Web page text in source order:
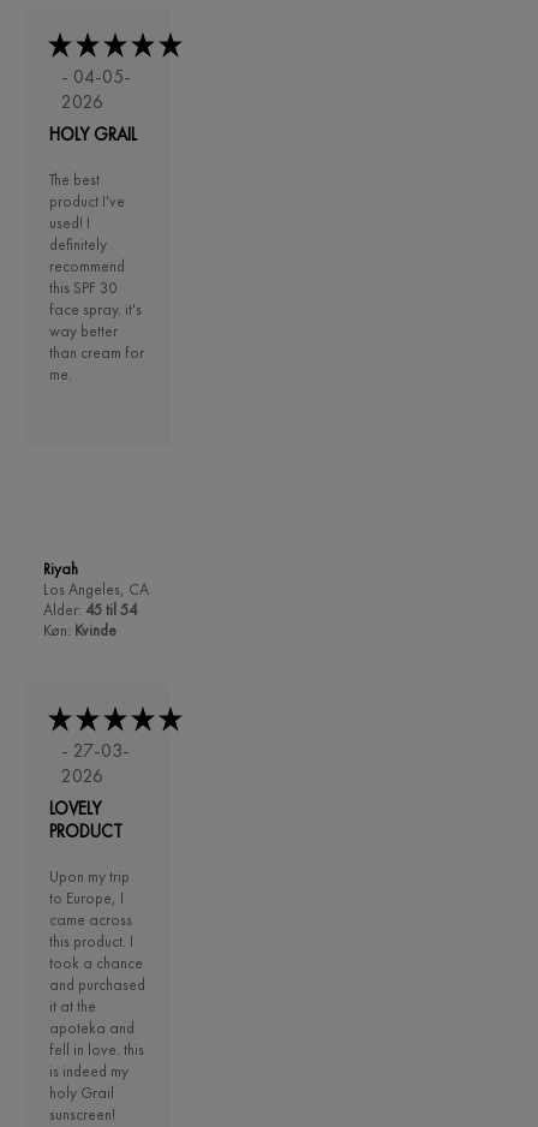
- 04-05-
2026
HOLY GRAIL
The best
product I've
used! I
definitely
recommend
this SPF 30
face spray. it's
way better
than cream for
me.
Riyah
Los Angeles, CA
Alder: 45 til 54
Køn: Kvinde
- 27-03-
2026
LOVELY
PRODUCT
Upon my trip
to Europe, I
came across
this product. I
took a chance
and purchased
it at the
apoteka and
fell in love. this
is indeed my
holy Grail
sunscreen!